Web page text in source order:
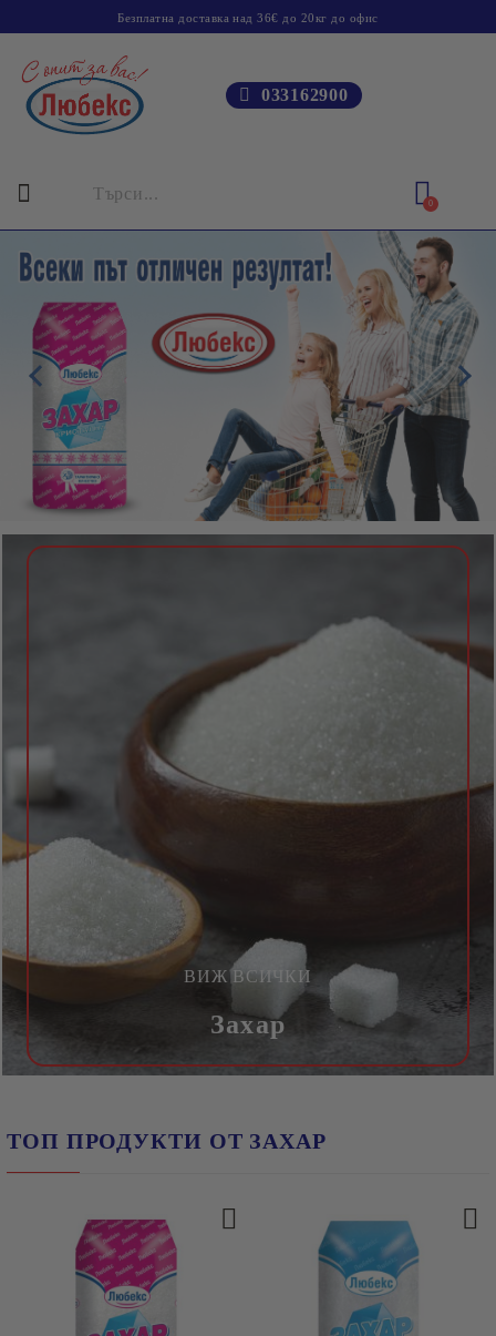
Безплатна доставка над 36€ до 20кг до офис
033162900
0
Захар
ВИЖ ВСИЧКИ
ТОП ПРОДУКТИ ОТ ЗАХАР